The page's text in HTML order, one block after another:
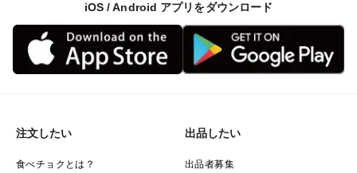
iOS / Android アプリをダウンロード
注文したい
食べチョクとは？
出品したい
出品者募集